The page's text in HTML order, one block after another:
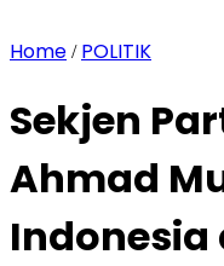
Home / POLITIK
Sekjen
Ahmad
Indonesia